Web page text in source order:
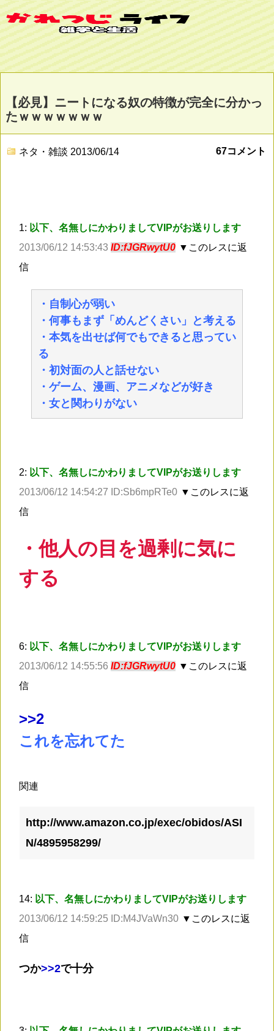
【必見】ニートになる奴の特徴が完全に分かっ
たｗｗｗｗｗｗｗ
ネタ・雑談 2013/06/14 67コメント
1: 以下、名無しにかわりましてVIPがお送りします
2013/06/12 14:53:43 ID:fJGRwytU0 ▼このレスに返
信
・自制心が弱い
・何事もまず「めんどくさい」と考える
・本気を出せば何でもできると思ってい
る
・初対面の人と話せない
・ゲーム、漫画、アニメなどが好き
・女と関わりがない
2: 以下、名無しにかわりましてVIPがお送りします
2013/06/12 14:54:27 ID:Sb6mpRTe0 ▼このレスに返
信
・他人の目を過剰に気に
する
6: 以下、名無しにかわりましてVIPがお送りします
2013/06/12 14:55:56 ID:fJGRwytU0 ▼このレスに返
信
>>2
これを忘れてた
関連
http://www.amazon.co.jp/exec/obidos/ASI
N/4895958299/
14: 以下、名無しにかわりましてVIPがお送りします
2013/06/12 14:59:25 ID:M4JVaWn30 ▼このレスに返
信
つか>>2で十分